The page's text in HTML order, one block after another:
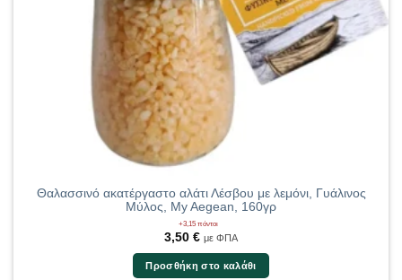
Θαλασσινό ακατέργαστο αλάτι Λέσβου με λεμόνι, Γυάλινος
Μύλος, My Aegean, 160γρ
+3,15 πόντοι
3,50 € με ΦΠΑ
Προσθήκη στο καλάθι